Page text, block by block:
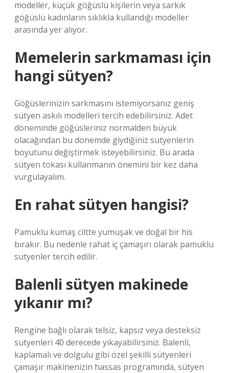
modeller, küçük göğüslü kişilerin veya sarkık
göğüslü kadınların sıklıkla kullandığı modeller
arasında yer alıyor.
Memelerin sarkmaması için
hangi sütyen?
Göğüslerinizin sarkmasını istemiyorsanız geniş
sütyen askılı modelleri tercih edebilirsiniz. Adet
döneminde göğüsleriniz normalden büyük
olacağından bu dönemde giydiğiniz sütyenlerin
boyutunu değiştirmek isteyebilirsiniz. Bu arada
sütyen tokası kullanmanın önemini bir kez daha
vurgulayalım.
En rahat sütyen hangisi?
Pamuklu kumaş ciltte yumuşak ve doğal bir his
bırakır. Bu nedenle rahat iç çamaşırı olarak pamuklu
sutyenler tercih edilir.
Balenli sütyen makinede
yıkanır mı?
Rengine bağlı olarak telsiz, kapsız veya desteksiz
sütyenleri 40 derecede yıkayabilirsiniz. Balenli,
kaplamalı ve dolgulu gibi özel şekilli sütyenleri
çamaşır makinenizin hassas programında, sütyen